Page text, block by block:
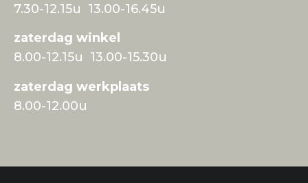
7.30-12.15u 13.00-16.45u
zaterdag winkel
8.00-12.15u 13.00-15.30u
zaterdag werkplaats
8.00-12.00u